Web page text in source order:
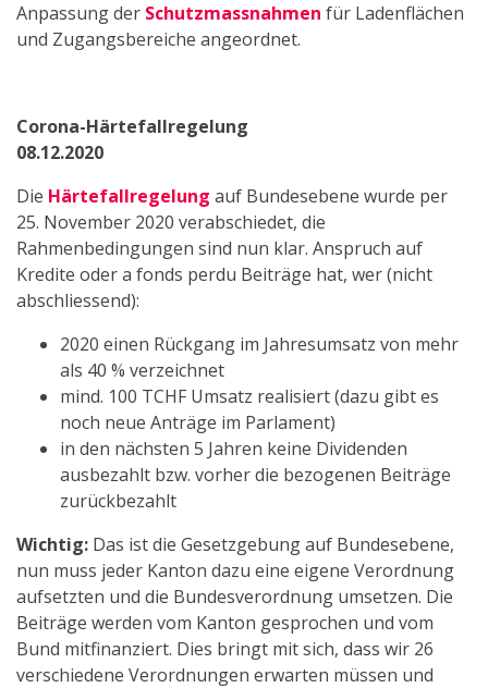
Anpassung der Schutzmassnahmen für Ladenflächen
und Zugangsbereiche angeordnet.
Corona-Härtefallregelung
08.12.2020
Die Härtefallregelung auf Bundesebene wurde per
25. November 2020 verabschiedet, die
Rahmenbedingungen sind nun klar. Anspruch auf
Kredite oder a fonds perdu Beiträge hat, wer (nicht
abschliessend):
2020 einen Rückgang im Jahresumsatz von mehr
als 40 % verzeichnet
mind. 100 TCHF Umsatz realisiert (dazu gibt es
noch neue Anträge im Parlament)
in den nächsten 5 Jahren keine Dividenden
ausbezahlt bzw. vorher die bezogenen Beiträge
zurückbezahlt
Wichtig: Das ist die Gesetzgebung auf Bundesebene,
nun muss jeder Kanton dazu eine eigene Verordnung
aufsetzten und die Bundesverordnung umsetzen. Die
Beiträge werden vom Kanton gesprochen und vom
Bund mitfinanziert. Dies bringt mit sich, dass wir 26
verschiedene Verordnungen erwarten müssen und